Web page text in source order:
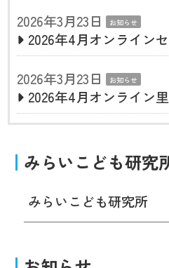
2026年3月23日
お知らせ
2026年4月オンライン
2026年3月23日
お知らせ
2026年4月オンライン
みらいこども研究
みらいこども研究所